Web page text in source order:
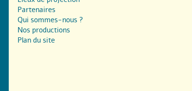
Partenaires
Qui sommes-nous ?
Nos productions
Plan du site